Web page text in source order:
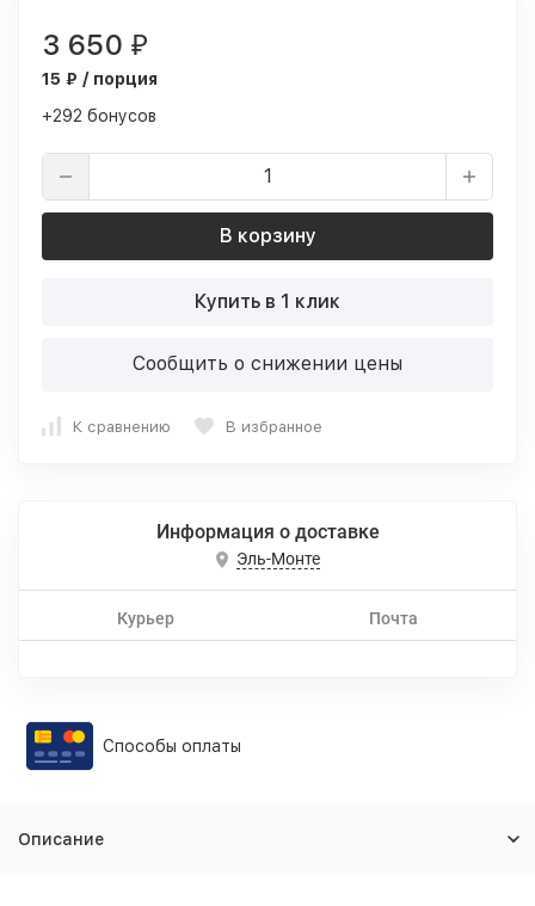
3 650 ₽
15 ₽ / порция
+292 бонусов
В корзину
Купить в 1 клик
Сообщить о снижении цены
К сравнению В избранное
Информация о доставке
Эль-Монте
Курьер Почта
Способы оплаты
Описание